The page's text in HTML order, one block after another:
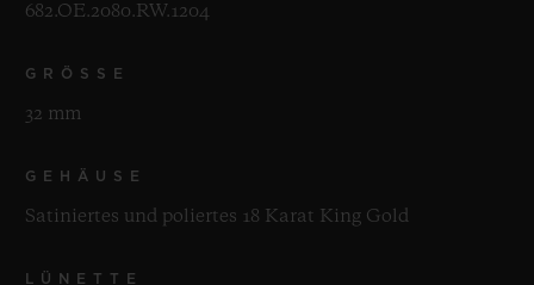
682.OE.2080.RW.1204
GRÖSSE
32 mm
GEHÄUSE
Satiniertes und poliertes 18 Karat King Gold
LÜNETTE